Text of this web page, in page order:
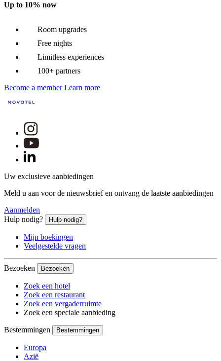
Up to 10% now
Room upgrades
Free nights
Limitless experiences
100+ partners
Become a member Learn more
Uw exclusieve aanbiedingen
Meld u aan voor de nieuwsbrief en ontvang de laatste aanbiedingen
Aanmelden
Hulp nodig?
Hulp nodig?
Mijn boekingen
Veelgestelde vragen
Bezoeken Bezoeken
Zoek een hotel
Zoek een restaurant
Zoek een vergaderruimte
Zoek een speciale aanbieding
Bestemmingen Bestemmingen
Europa
Azië